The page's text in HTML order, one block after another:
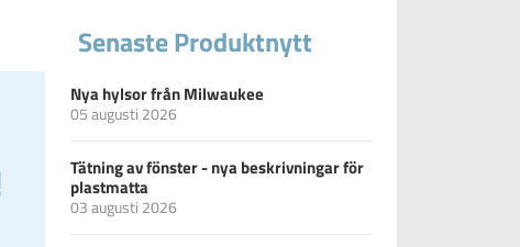
Senaste Produktnytt
Nya hylsor från Milwaukee
05 augusti 2026
Tätning av fönster - nya beskrivningar för
plastmatta
03 augusti 2026